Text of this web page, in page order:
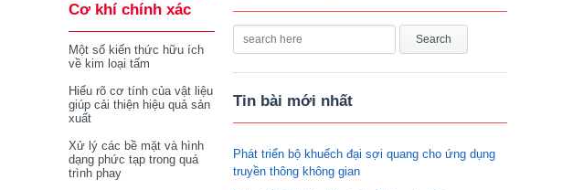
Cơ khí chính xác
Một số kiến thức hữu ích
về kim loại tấm
Hiểu rõ cơ tính của vật liệu
giúp cải thiện hiệu quả sản
xuất
Xử lý các bề mặt và hình
dạng phức tạp trong quá
trình phay
Tin bài mới nhất
Phát triển bộ khuếch đại sợi quang cho ứng dụng
truyền thông không gian